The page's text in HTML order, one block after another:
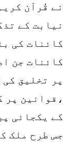
نے قُرآن
نیابت کے
کائنات کی
کائنات جن
پر تخلیق
،قوانین پر
کے یکجائی
جس طرح ملک